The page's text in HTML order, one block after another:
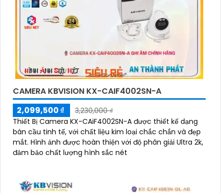
CAMERA KBVISION KX-CAIF4002SN-A
2,099,500 ₫
3,230,000 ₫
Thiết Bị Camera KX-CAiF4002SN-A được thiết kế dạng
bán cầu tinh tế, với chất liệu kim loại chắc chắn và đẹp
mắt. Hình ảnh được hoàn thiện với độ phân giải Ultra 2k,
đảm bảo chất lượng hình sắc nét